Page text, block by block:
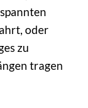
oder
zu
tragen